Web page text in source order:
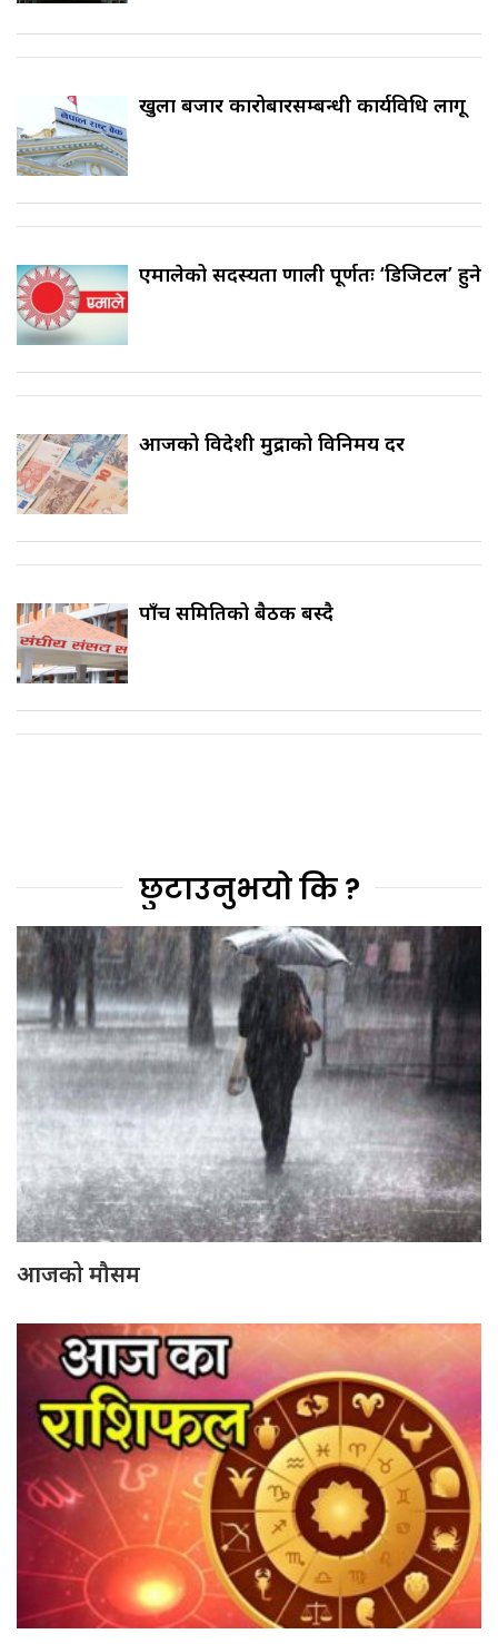
खुला बजार कारोबारसम्बन्धी कार्यविधि लागू
एमालेको सदस्यता प्रणाली पूर्णतः ‘डिजिटल’ हुने
आजको विदेशी मुद्राको विनिमय दर
पाँच समितिको बैठक बस्दै
छुटाउनुभयो कि ?
आजको मौसम